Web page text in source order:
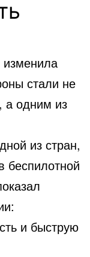
изменила
стали не
а одним из
из стран,
беспилотной
и быструю